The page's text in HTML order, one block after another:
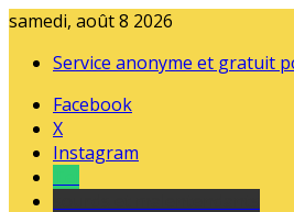
samedi, août 8 2026
Service anonyme et gratuit
Facebook
X
Instagram